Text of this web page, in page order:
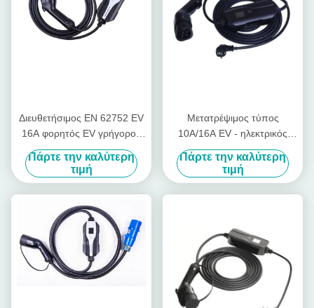
Διευθετήσιμος EN 62752 EV
16A φορητός EV γρήγορος
φορτιστής φορτιστών
Πάρτε την καλύτερη
τιμή
Μετατρέψιμος τύπος
10A/16A EV - ηλεκτρικός
φορτιστής αυτοκινήτων
οχημάτων 2 φορτιστών
EVSE
Πάρτε την καλύτερη
τιμή